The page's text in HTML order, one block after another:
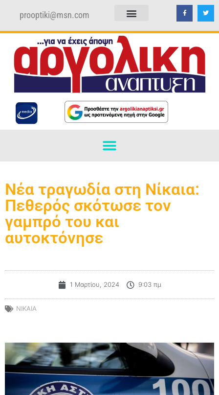
prooptiki@msn.com
Νέα τραγωδία στη Νίκαια:
Πεθερός σκότωσε τον
γαμπρό του και
αυτοκτόνησε
1 Μαρτίου, 2024 9:03 πμ
NIKAIA